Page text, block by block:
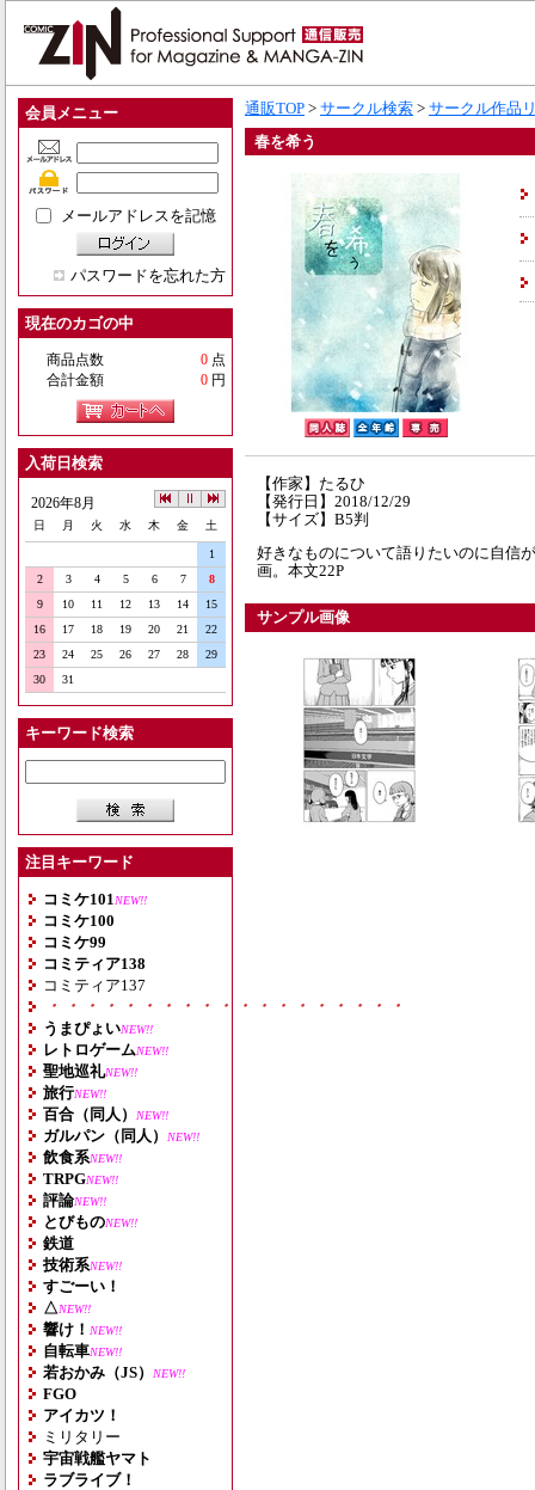
会員メニュー
メールアドレスを記憶
パスワードを忘れた方
現在のカゴの中
商品点数 0 点
合計金額
0 円
入荷日検索
2026年8月
日 月 火 水 木 金 土
1
2
3 4 5 6 7
8
9
10 11 12 13 14
15
16
17 18 19 20 21
22
23
24 25 26 27 28
29
30
31
キーワード検索
注目キーワード
コミケ101 NEW!!
コミケ100
コミケ99
コミティア138
コミティア137
・・・・・・・・・・・・・・・・・・・
うまぴょいNEW!!
レトロゲームNEW!!
聖地巡礼NEW!!
旅行NEW!!
百合（同人） NEW!!
ガルパン（同人） NEW!!
飲食系NEW!!
TRPGNEW!!
評論NEW!!
とびものNEW!!
鉄道
技術系NEW!!
すごーい！
△NEW!!
響け！ NEW!!
自転車NEW!!
若おかみ（JS） NEW!!
FGO
アイカツ！
ミリタリー
宇宙戦艦ヤマト
ラブライブ！
通販TOP > サークル検索 > サークル作品
春を希う
【作家】たるひ
【発行日】2018/12/29
【サイズ】B5判
好きなものについて語りたいのに自信
画。本文22P
サンプル画像